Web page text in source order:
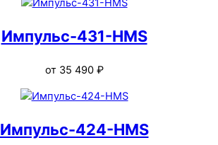
Импульс-431-HMS
от 35 490 ₽
Импульс-424-HMS